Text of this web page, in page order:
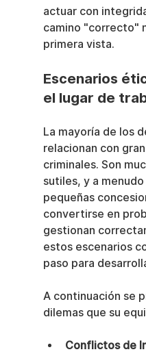
actuar con
camino "correcto"
primera vista.
Escenarios
el lugar de
La mayoría de los
relacionan con
criminales. Son
sutiles, y a
pequeñas
convertirse en
gestionan
estos escenarios
paso para
A continuación se
dilemas que su
Conflictos de